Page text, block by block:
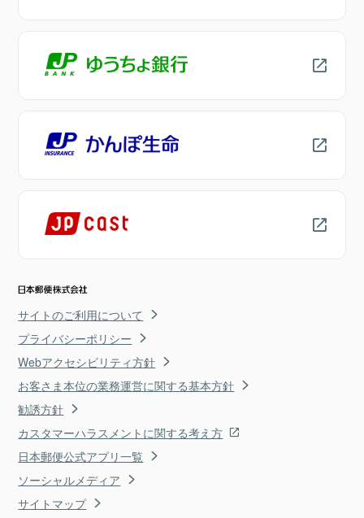
サイトのご利用について
プライバシーポリシー
Webアクセシビリティ方針
お客さま本位の業務運営に関する基本方針
勧誘方針
カスタマーハラスメントに関する考え方
日本郵便公式アプリ一覧
ソーシャルメディア
サイトマップ